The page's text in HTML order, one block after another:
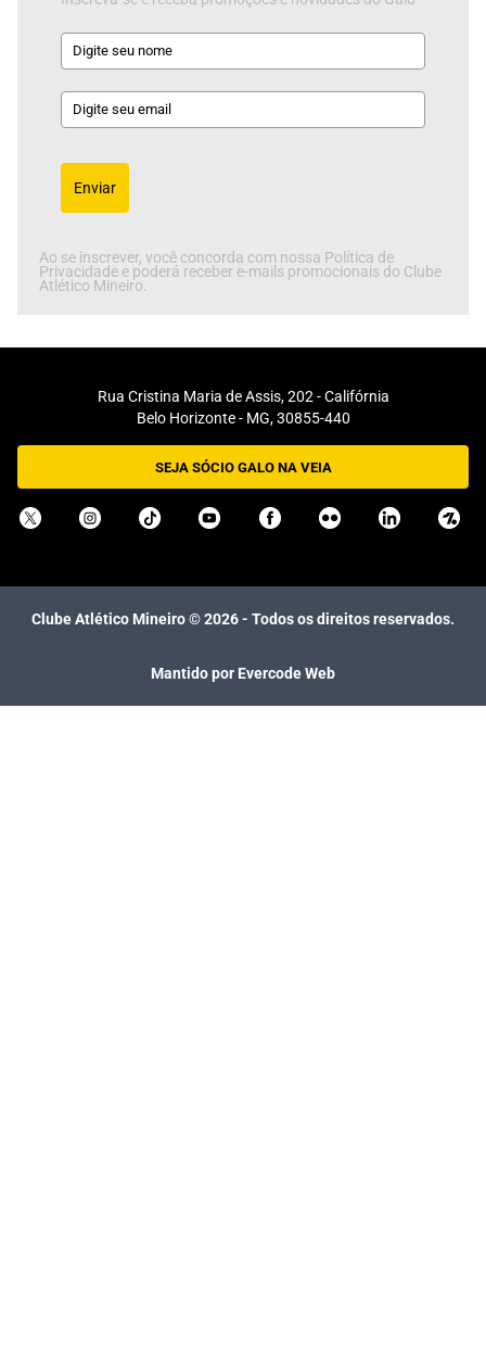
Enviar
Ao se inscrever, você concorda com nossa Política de
Privacidade e poderá receber e-mails promocionais do Clube
Atlético Mineiro.
Rua Cristina Maria de Assis, 202 - Califórnia
Belo Horizonte - MG, 30855-440
SEJA SÓCIO GALO NA VEIA
Clube Atlético Mineiro ©2026- Todos os direitos reservados.
Mantido por Evercode Web